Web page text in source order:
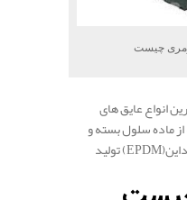
چیست
انواع عایق های
ماده سلول بسته و
قابل انعطاف پروپیلن، اتیلن و داین(EPDM) تولید